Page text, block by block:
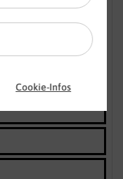
Cookie-Infos